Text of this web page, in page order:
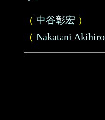
（ 中谷彰宏 ）
（ Nakatani Akihiro